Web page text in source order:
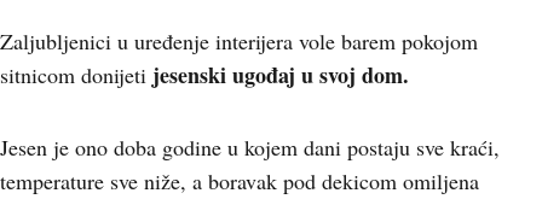
Zaljubljenici u uređenje interijera vole barem pokojom
sitnicom donijeti jesenski ugođaj u svoj dom.
Jesen je ono doba godine u kojem dani postaju sve kraći,
temperature sve niže, a boravak pod dekicom omiljena